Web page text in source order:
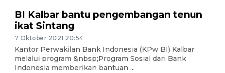
BI Kalbar bantu pengembangan tenun
ikat Sintang
7 Oktober 2021 20:54
Kantor Perwakilan Bank Indonesia (KPw BI) Kalbar
melalui program &nbsp;Program Sosial dari Bank
Indonesia memberikan bantuan ...